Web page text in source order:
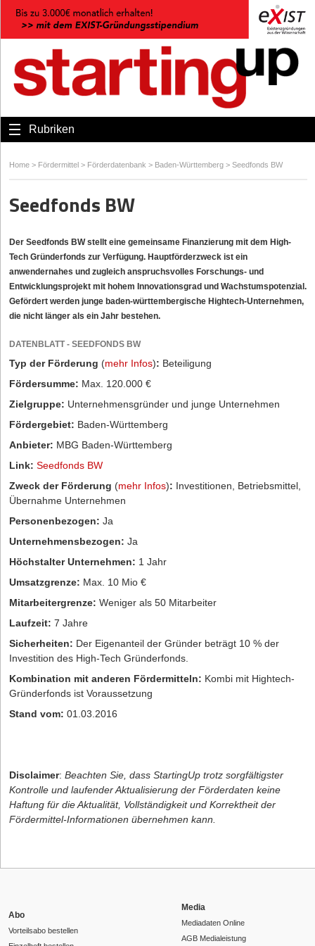
Rubriken
Home > Fördermittel > Förderdatenbank > Baden-Württemberg > Seedfonds BW
Seedfonds BW
Der Seedfonds BW stellt eine gemeinsame Finanzierung mit dem High-
Tech Gründerfonds zur Verfügung. Hauptförderzweck ist ein
anwendernahes und zugleich anspruchsvolles Forschungs- und
Entwicklungsprojekt mit hohem Innovationsgrad und Wachstumspotenzial.
Gefördert werden junge baden-württembergische Hightech-Unternehmen,
die nicht länger als ein Jahr bestehen.
DATENBLATT - SEEDFONDS BW
Typ der Förderung (mehr Infos): Beteiligung
Fördersumme: Max. 120.000 €
Zielgruppe: Unternehmensgründer und junge Unternehmen
Fördergebiet: Baden-Württemberg
Anbieter: MBG Baden-Württemberg
Link: Seedfonds BW
Zweck der Förderung (mehr Infos): Investitionen, Betriebsmittel,
Übernahme Unternehmen
Personenbezogen: Ja
Unternehmensbezogen: Ja
Höchstalter Unternehmen: 1 Jahr
Umsatzgrenze: Max. 10 Mio €
Mitarbeitergrenze: Weniger als 50 Mitarbeiter
Laufzeit: 7 Jahre
Sicherheiten: Der Eigenanteil der Gründer beträgt 10 % der
Investition des High-Tech Gründerfonds.
Kombination mit anderen Fördermitteln: Kombi mit Hightech-
Gründerfonds ist Voraussetzung
Stand vom: 01.03.2016
Disclaimer: Beachten Sie, dass StartingUp trotz sorgfältigster
Kontrolle und laufender Aktualisierung der Förderdaten keine
Haftung für die Aktualität, Vollständigkeit und Korrektheit der
Fördermittel-Informationen übernehmen kann.
Abo
Vorteilsabo bestellen
Media
Mediadaten Online
AGB Medialeistung